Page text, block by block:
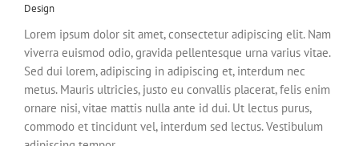
Design
Lorem ipsum dolor sit amet, consectetur adipiscing elit. Nam
viverra euismod odio, gravida pellentesque urna varius vitae.
Sed dui lorem, adipiscing in adipiscing et, interdum nec
metus. Mauris ultricies, justo eu convallis placerat, felis enim
ornare nisi, vitae mattis nulla ante id dui. Ut lectus purus,
commodo et tincidunt vel, interdum sed lectus. Vestibulum